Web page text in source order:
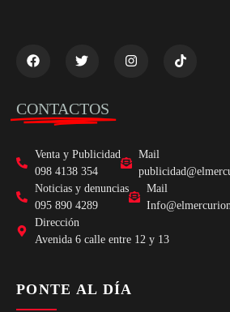
CONTACTOS
Venta y Publicidad
098 4138 354
Mail
Noticias y denuncias
095 890 4289
Mail
Dirección
Avenida 6 calle entre 12 y 13
PONTE AL DÍA